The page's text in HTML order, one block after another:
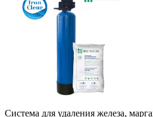
Система для удаления железа,